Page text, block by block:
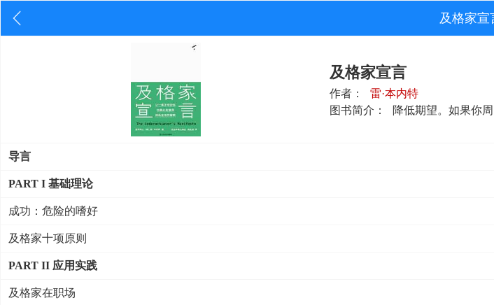
及格家宣
及格家宣言
作者：
雷·本内特
图书简介：
降低期望。如果你
导言
PART I 基础理论
成功：危险的嗜好
及格家十项原则
PART II 应用实践
及格家在职场